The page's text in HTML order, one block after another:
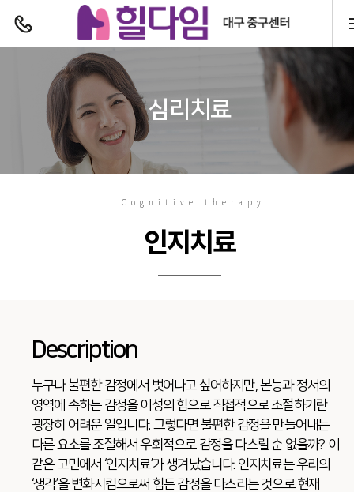
심리치료
Cognitive therapy
인지치료
Description
누구나 불편한 감정에서 벗어나고 싶어하지만, 본능과 정서의
영역에 속하는 감정을 이성의 힘으로 직접적으로 조절하기란
굉장히 어려운 일입니다. 그렇다면 불편한 감정을 만들어내는
다른 요소를 조절해서 우회적으로 감정을 다스릴 순 없을까? 이
같은 고민에서 ‘인지치료’가 생겨났습니다. 인지치료는 우리의
‘생각’을 변화시킴으로써 힘든 감정을 다스리는 것으로 현재